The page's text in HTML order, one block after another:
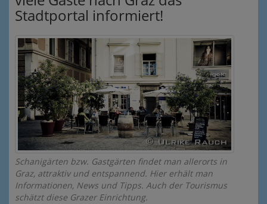
Stadtportal informiert!
Schanigärten bzw. Gastgärten findet man allerorts in
Graz, attraktiv und entspannend. Hier erhält man
Informationen, News und Tipps. Auch der Tourismus
schätzt diese Grazer Einrichtung.